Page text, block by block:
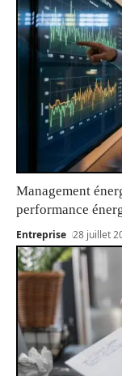
Management
performance
Entreprise 28 juillet